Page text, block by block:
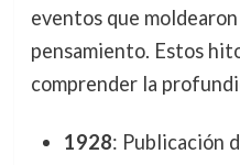
eventos que
pensamiento. Estos
comprender la
1928: Publicación